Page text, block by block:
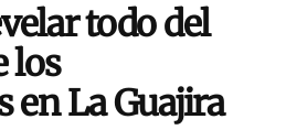
todo del
los
en La Guajira